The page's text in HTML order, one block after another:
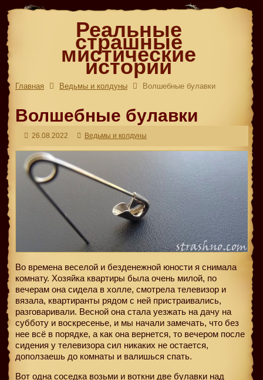
Реальные
страшные
мистические
истории
Главная Ведьмы и колдуны Волшебные булавки
Волшебные булавки
26.08.2022 Ведьмы и колдуны
Во времена веселой и безденежной юности я снимала
комнату. Хозяйка квартиры была очень милой, по
вечерам она сидела в холле, смотрела телевизор и
вязала, квартиранты рядом с ней пристраивались,
разговаривали. Весной она стала уезжать на дачу на
субботу и воскресенье, и мы начали замечать, что без
нее всё в порядке, а как она вернется, то вечером после
сидения у телевизора сил никаких не остается,
доползаешь до комнаты и валишься спать.
Вот одна соседка возьми и воткни две булавки над